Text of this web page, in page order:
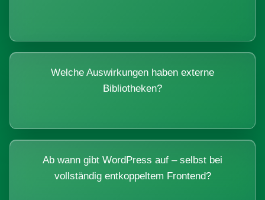
Welche Auswirkungen haben externe
Bibliotheken?
Ab wann gibt WordPress auf – selbst bei
vollständig entkoppeltem Frontend?